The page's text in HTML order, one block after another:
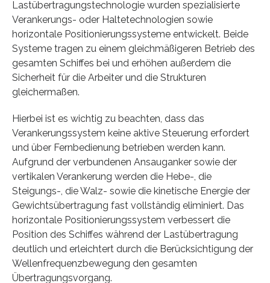
Lastübertragungstechnologie wurden spezialisierte
Verankerungs- oder Haltetechnologien sowie
horizontale Positionierungssysteme entwickelt. Beide
Systeme tragen zu einem gleichmäßigeren Betrieb des
gesamten Schiffes bei und erhöhen außerdem die
Sicherheit für die Arbeiter und die Strukturen
gleichermaßen.
Hierbei ist es wichtig zu beachten, dass das
Verankerungssystem keine aktive Steuerung erfordert
und über Fernbedienung betrieben werden kann.
Aufgrund der verbundenen Ansauganker sowie der
vertikalen Verankerung werden die Hebe-, die
Steigungs-, die Walz- sowie die kinetische Energie der
Gewichtsübertragung fast vollständig eliminiert. Das
horizontale Positionierungssystem verbessert die
Position des Schiffes während der Lastübertragung
deutlich und erleichtert durch die Berücksichtigung der
Wellenfrequenzbewegung den gesamten
Übertragungsvorgang.